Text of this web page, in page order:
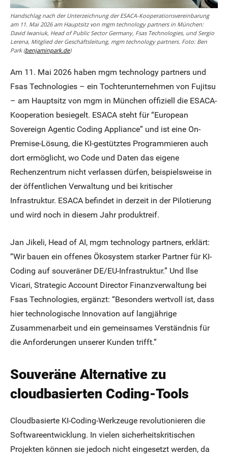
Handschlag nach der Unterzeichnung der ESACA-Kooperationsvereinbarung
am 11. Mai 2026 am Hauptsitz von mgm technology partners in München:
David Iwaniuk, Head of Public Sector Germany, Fsas Technologies, und Sergio
Lerena, Mitglied der Geschäftsleitung, mgm technology partners. Foto: Ben
Park (benjaminpark.de)
Am 11. Mai 2026 haben mgm technology partners und
Fsas Technologies – ein Tochterunternehmen von Fujitsu
– am Hauptsitz von mgm in München offiziell die ESACA-
Kooperation besiegelt. ESACA steht für “European
Sovereign Agentic Coding Appliance” und ist eine On-
Premise-Lösung, die KI-gestütztes Programmieren auch
dort ermöglicht, wo Code und Daten das eigene
Rechenzentrum nicht verlassen dürfen, beispielsweise in
der öffentlichen Verwaltung und bei kritischer
Infrastruktur. ESACA befindet in derzeit in der Pilotierung
und wird noch in diesem Jahr produktreif.
Jan Jikeli, Head of AI, mgm technology partners, erklärt:
“Wir bauen ein offenes Ökosystem starker Partner für KI-
Coding auf souveräner DE/EU-Infrastruktur.” Und Ilse
Vicari, Strategic Account Director Finanzverwaltung bei
Fsas Technologies, ergänzt: “Besonders wertvoll ist, dass
hier technologische Innovation auf langjährige
Zusammenarbeit und ein gemeinsames Verständnis für
die Anforderungen unserer Kunden trifft.”
Souveräne Alternative zu
cloudbasierten Coding-Tools
Cloudbasierte KI-Coding-Werkzeuge revolutionieren die
Softwareentwicklung. In vielen sicherheitskritischen
Projekten können sie jedoch nicht eingesetzt werden, da